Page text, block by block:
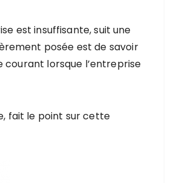
est insuffisante, suit une
posée est de savoir
lorsque l’entreprise
fait le point sur cette